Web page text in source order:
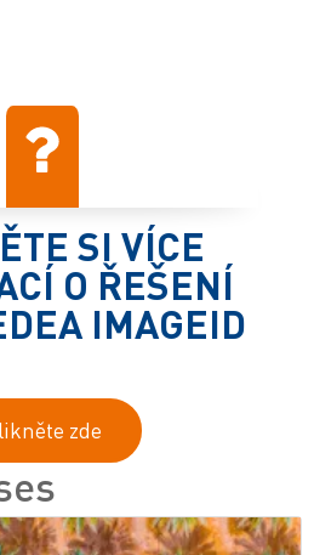
SI VÍCE
O ŘEŠENÍ
IMAGEID
zde